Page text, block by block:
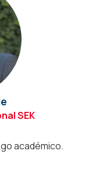
SEK
académico.